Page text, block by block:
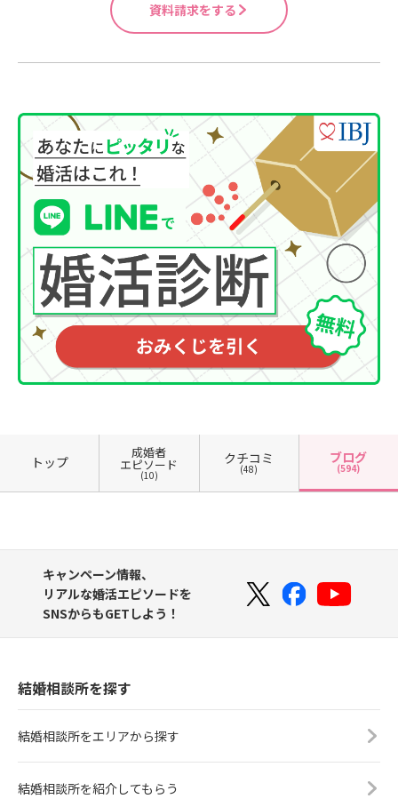
資料請求をする
トップ
成婚者
エピソード
(10)
クチコミ
(48)
ブログ
(594)
キャンペーン情報、
リアルな婚活エピソードを
SNSからもGETしよう！
結婚相談所を探す
結婚相談所をエリアから探す
結婚相談所を紹介してもらう